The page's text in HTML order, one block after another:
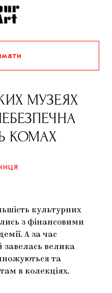
КРАЙ
МИСТЕЦТВО
МАРГІНАЛІЇ
МУЗЕЯХ
КОМАХ
культурних
з фінансовими
А за час
велика
та
в колекціях.